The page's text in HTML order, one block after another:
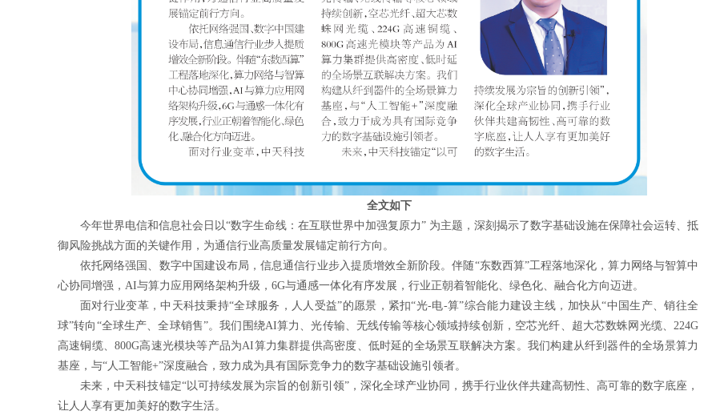
全文如下
今年世界电信和信息社会日以“数字生命线：在互联世界中加强复原力” 为主题，深刻揭示了数字基础设施在保障社会运转、抵
御风险挑战方面的关键作用，为通信行业高质量发展锚定前行方向。
依托网络强国、数字中国建设布局，信息通信行业步入提质增效全新阶段。伴随“东数西算”工程落地深化，算力网络与智算中
心协同增强，AI与算力应用网络架构升级，6G与通感一体化有序发展，行业正朝着智能化、绿色化、融合化方向迈进。
面对行业变革，中天科技秉持“全球服务，人人受益”的愿景，紧扣“光-电-算”综合能力建设主线，加快从“中国生产、销往全
球”转向“全球生产、全球销售”。我们围绕AI算力、光传输、无线传输等核心领域持续创新，空芯光纤、超大芯数蛛网光缆、224G
高速铜缆、800G高速光模块等产品为AI算力集群提供高密度、低时延的全场景互联解决方案。我们构建从纤到器件的全场景算力
基座，与“人工智能+”深度融合，致力成为具有国际竞争力的数字基础设施引领者。
未来，中天科技锚定“以可持续发展为宗旨的创新引领”，深化全球产业协同，携手行业伙伴共建高韧性、高可靠的数字底座，
让人人享有更加美好的数字生活。